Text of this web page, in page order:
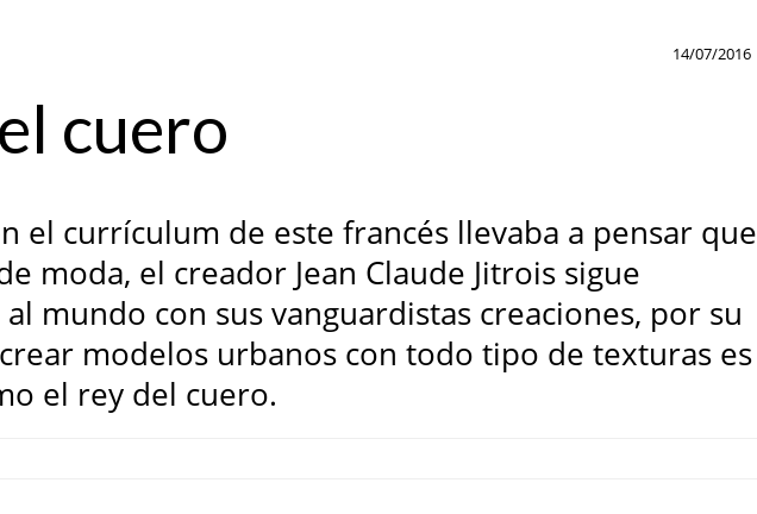
14/07/2016
cuero
el currículum de este francés llevaba a pensar que
moda, el creador Jean Claude Jitrois sigue
mundo con sus vanguardistas creaciones, por su
modelos urbanos con todo tipo de texturas es
el rey del cuero.